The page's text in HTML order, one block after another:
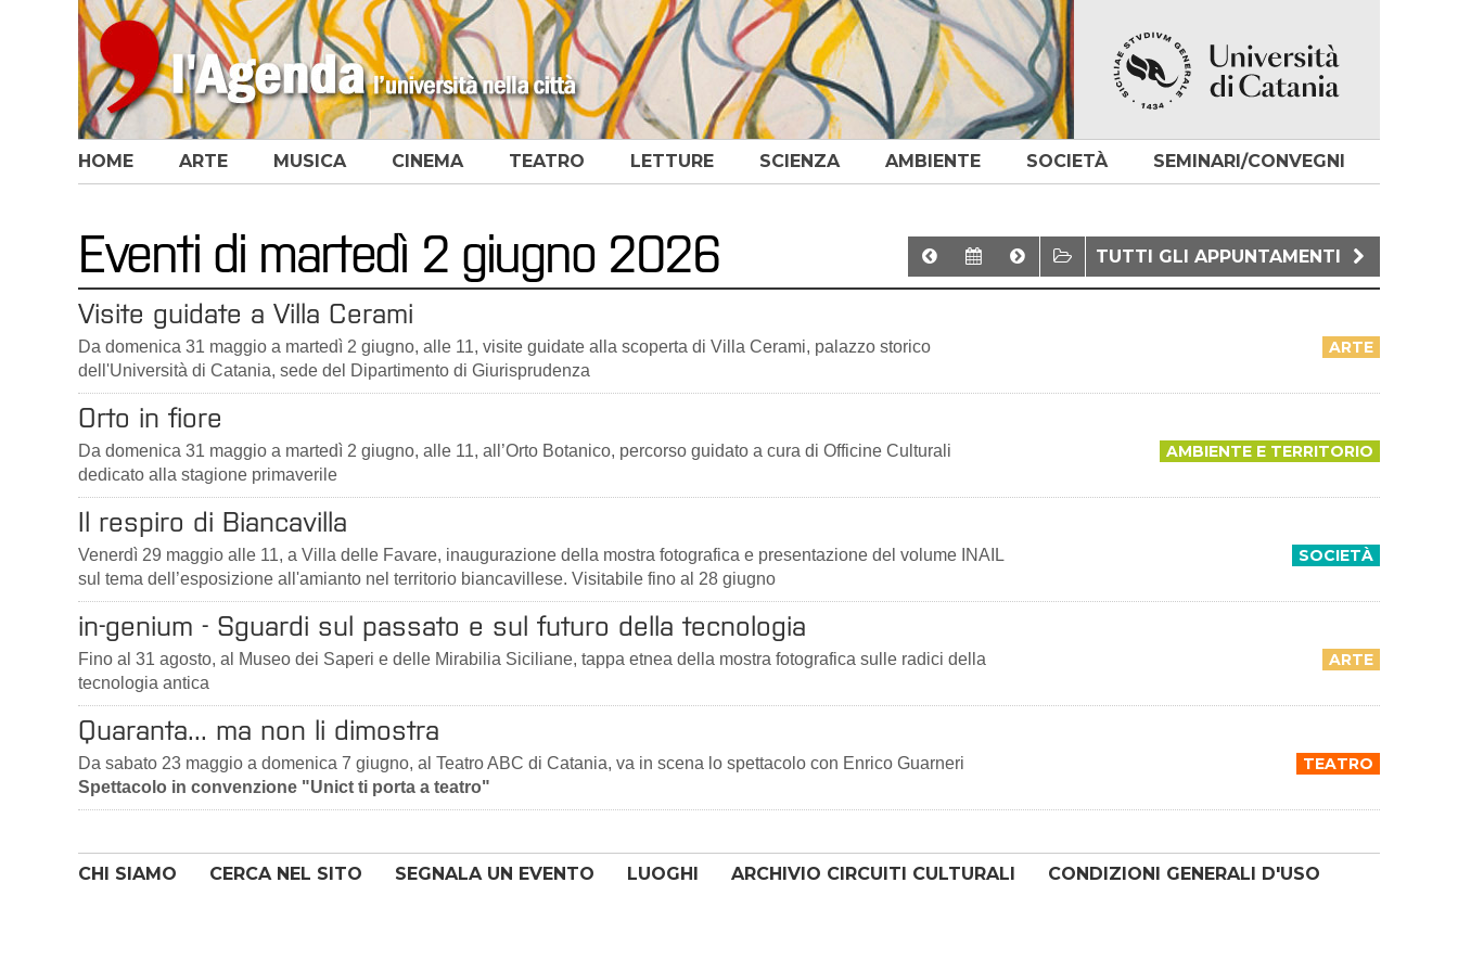
HOME ARTE MUSICA CINEMA TEATRO LETTURE SCIENZA AMBIENTE SOCIETÀ SEMINARI/CONVEGNI
Eventi di martedì 2 giugno 2026 TUTTI GLI APPUNTAMENTI
Visite guidate a Villa Cerami
ARTE
Da domenica 31 maggio a martedì 2 giugno, alle 11, visite guidate alla scoperta di Villa Cerami, palazzo storico
dell'Università di Catania, sede del Dipartimento di Giurisprudenza
Orto in fiore
AMBIENTE E TERRITORIO
Da domenica 31 maggio a martedì 2 giugno, alle 11, all’Orto Botanico, percorso guidato a cura di Officine Culturali
dedicato alla stagione primaverile
Il respiro di Biancavilla
SOCIETÀ
Venerdì 29 maggio alle 11, a Villa delle Favare, inaugurazione della mostra fotografica e presentazione del volume INAIL
sul tema dell’esposizione all'amianto nel territorio biancavillese. Visitabile fino al 28 giugno
in-genium - Sguardi sul passato e sul futuro della tecnologia
ARTE
Fino al 31 agosto, al Museo dei Saperi e delle Mirabilia Siciliane, tappa etnea della mostra fotografica sulle radici della
tecnologia antica
Quaranta... ma non li dimostra
TEATRO
Da sabato 23 maggio a domenica 7 giugno, al Teatro ABC di Catania, va in scena lo spettacolo con Enrico Guarneri
Spettacolo in convenzione "Unict ti porta a teatro"
CHI SIAMO CERCA NEL SITO SEGNALA UN EVENTO LUOGHI ARCHIVIO CIRCUITI CULTURALI CONDIZIONI GENERALI D'USO